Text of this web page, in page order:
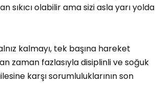
sıkıcı olabilir ama sizi asla yarı yolda
kalmayı, tek başına hareket
zaman fazlasıyla disiplinli ve soğuk
karşı sorumluluklarının son